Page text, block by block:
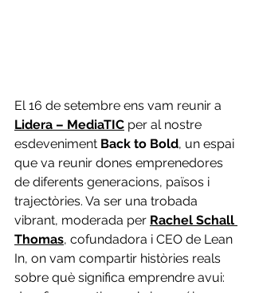
El 16 de setembre ens vam reunir a
Lidera – MediaTIC per al nostre
esdeveniment Back to Bold, un espai
que va reunir dones emprenedores
de diferents generacions, països i
trajectòries. Va ser una trobada
vibrant, moderada per Rachel Schall
Thomas, cofundadora i CEO de Lean
In, on vam compartir històries reals
sobre què significa emprendre avui: